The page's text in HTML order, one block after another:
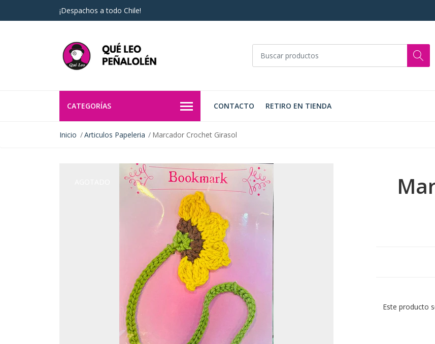
¡Despachos a todo Chile!
CATEGORÍAS CONTACTO RETIRO EN TIENDA
Inicio Articulos Papeleria Marcador Crochet Girasol
Este producto